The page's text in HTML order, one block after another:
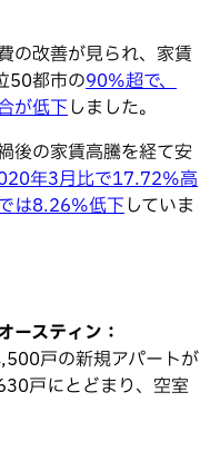
の改善が見られ、家賃
50都市の90%超で、
が低下しました。
後の家賃高騰を経て安
年3月比で17.72%高
は8.26%低下していま
ースティン：
戸の新規アパートが
戸にとどまり、空室